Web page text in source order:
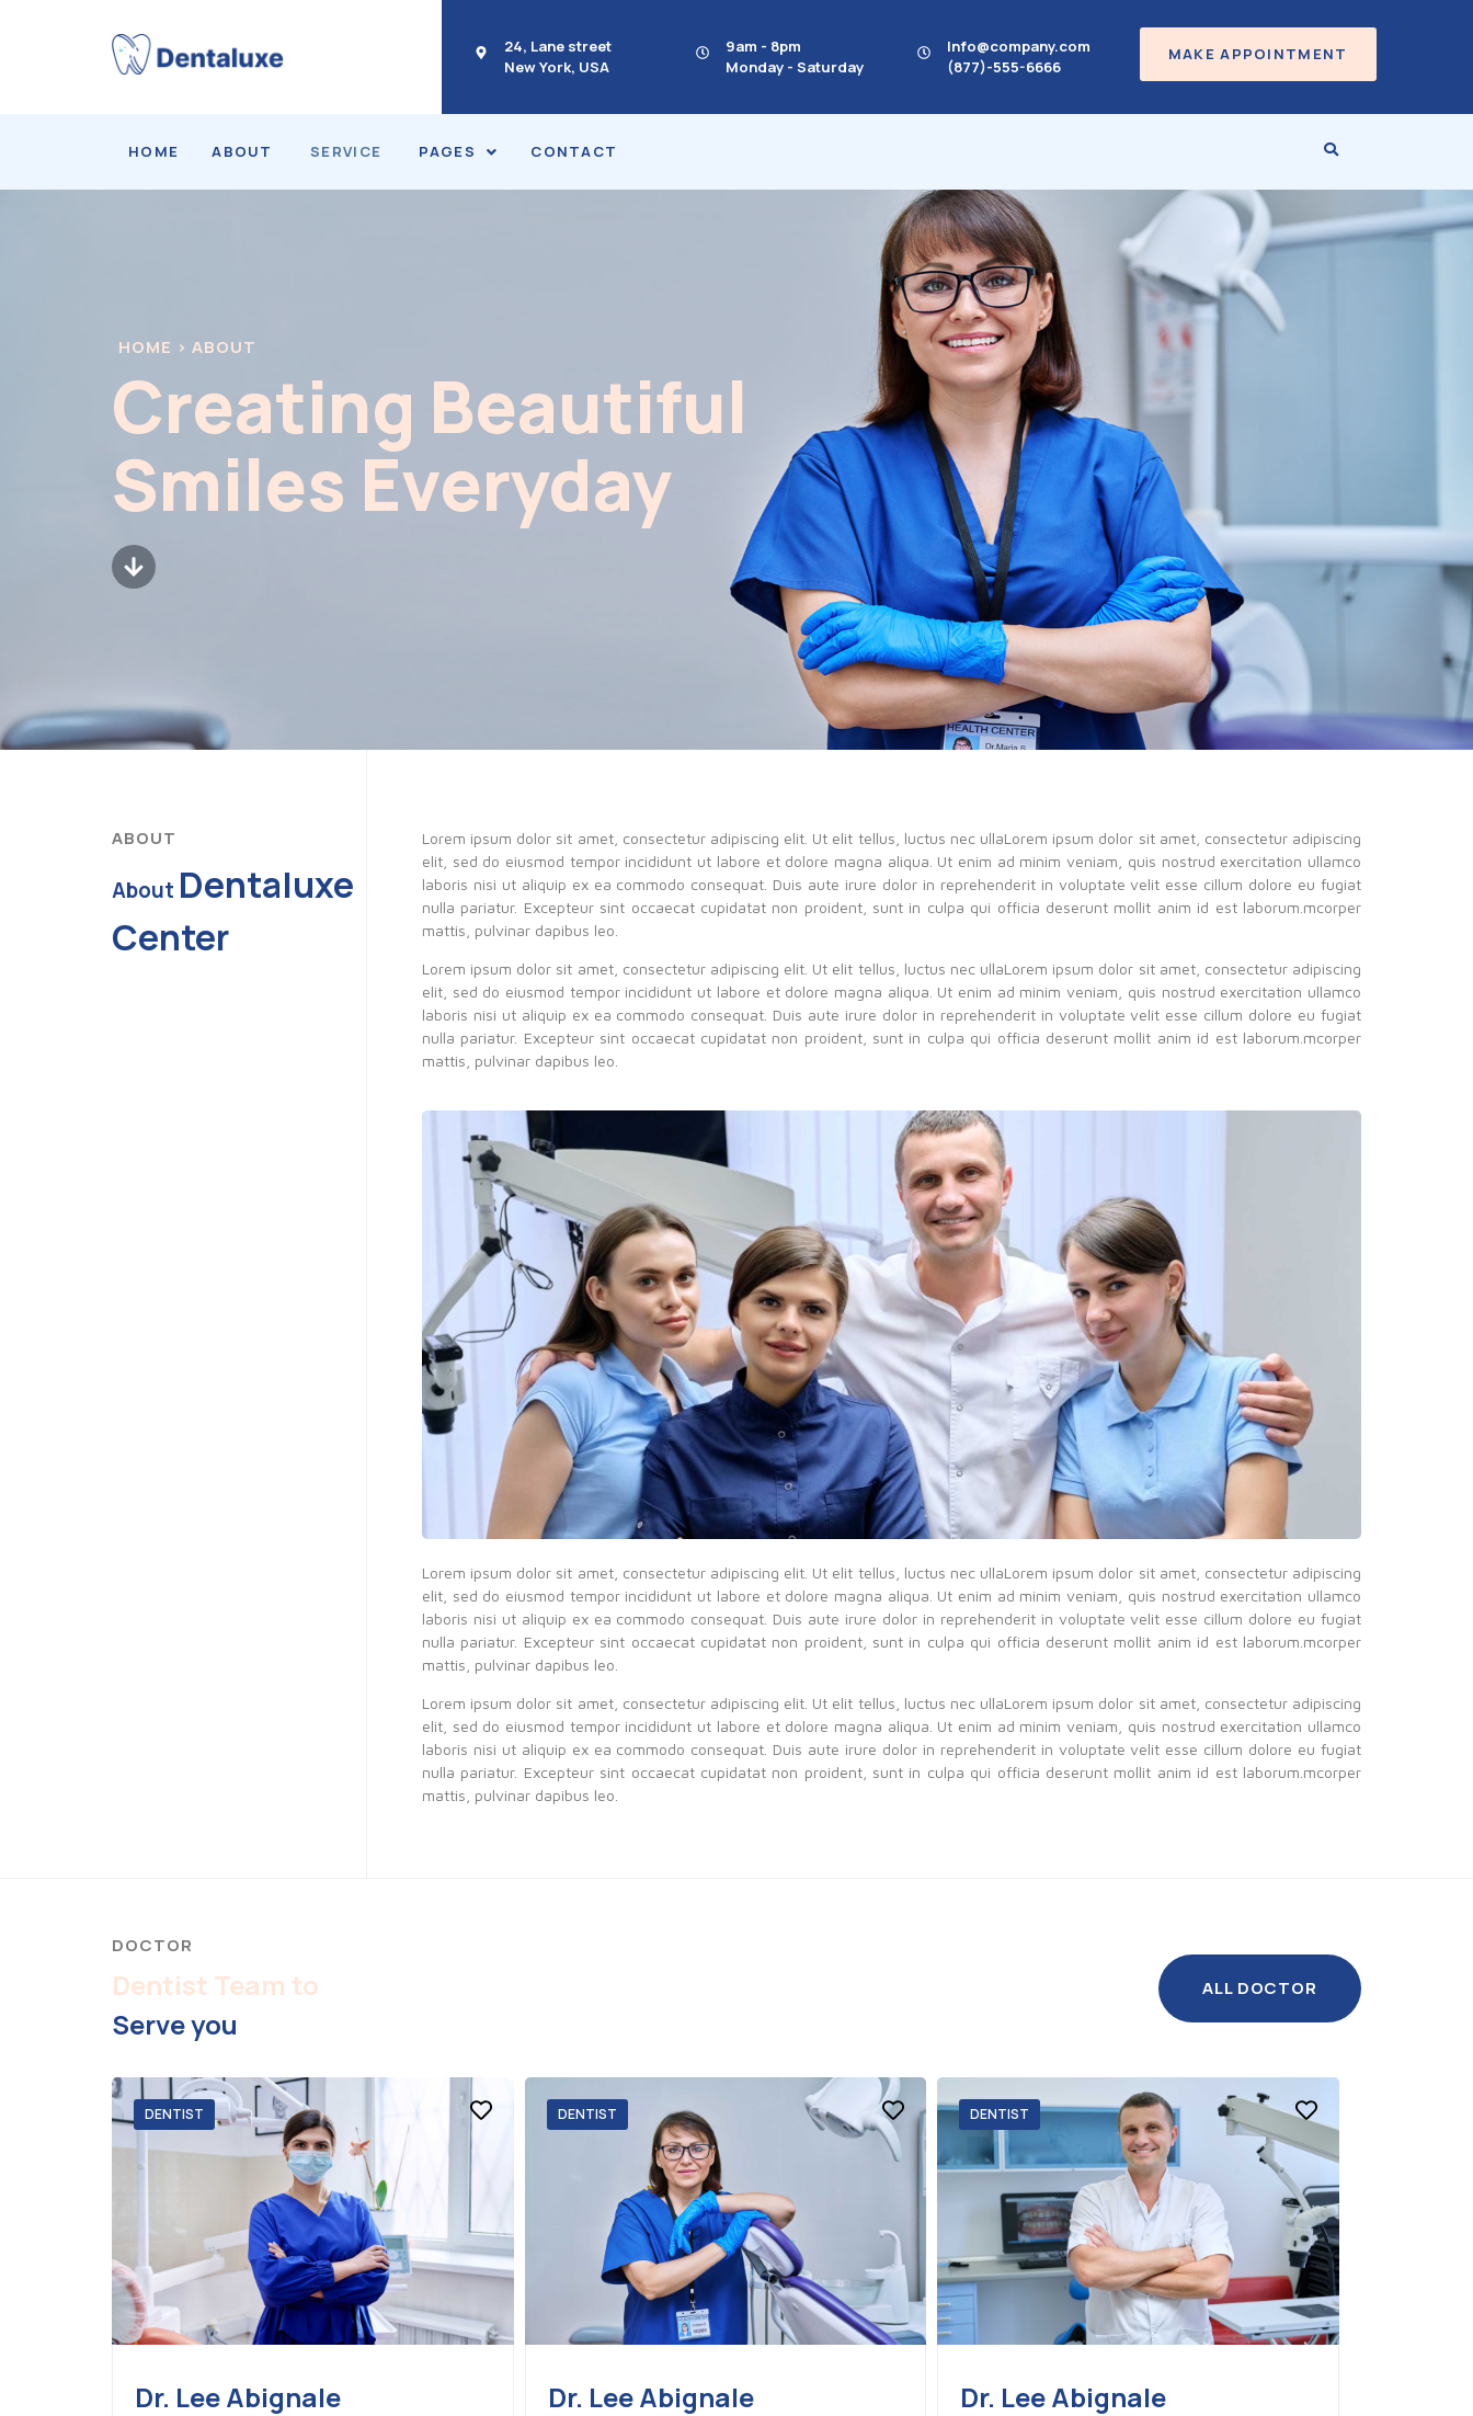
24, Lane street
New York, USA
9am - 8pm
Monday - Saturday
Info@company.com
(877)-555-6666
MAKE APPOINTMENT
HOME ABOUT SERVICE PAGES CONTACT
HOME > ABOUT
Creating Beautiful
Smiles Everyday
ABOUT
About Dentaluxe
Center
Lorem ipsum dolor sit amet, consectetur adipiscing elit. Ut elit tellus, luctus nec ullaLorem ipsum dolor sit amet, consectetur adipiscing
elit, sed do eiusmod tempor incididunt ut labore et dolore magna aliqua. Ut enim ad minim veniam, quis nostrud exercitation ullamco
laboris nisi ut aliquip ex ea commodo consequat. Duis aute irure dolor in reprehenderit in voluptate velit esse cillum dolore eu fugiat
nulla pariatur. Excepteur sint occaecat cupidatat non proident, sunt in culpa qui officia deserunt mollit anim id est laborum.mcorper
mattis, pulvinar dapibus leo.
Lorem ipsum dolor sit amet, consectetur adipiscing elit. Ut elit tellus, luctus nec ullaLorem ipsum dolor sit amet, consectetur adipiscing
elit, sed do eiusmod tempor incididunt ut labore et dolore magna aliqua. Ut enim ad minim veniam, quis nostrud exercitation ullamco
laboris nisi ut aliquip ex ea commodo consequat. Duis aute irure dolor in reprehenderit in voluptate velit esse cillum dolore eu fugiat
nulla pariatur. Excepteur sint occaecat cupidatat non proident, sunt in culpa qui officia deserunt mollit anim id est laborum.mcorper
mattis, pulvinar dapibus leo.
Lorem ipsum dolor sit amet, consectetur adipiscing elit. Ut elit tellus, luctus nec ullaLorem ipsum dolor sit amet, consectetur adipiscing
elit, sed do eiusmod tempor incididunt ut labore et dolore magna aliqua. Ut enim ad minim veniam, quis nostrud exercitation ullamco
laboris nisi ut aliquip ex ea commodo consequat. Duis aute irure dolor in reprehenderit in voluptate velit esse cillum dolore eu fugiat
nulla pariatur. Excepteur sint occaecat cupidatat non proident, sunt in culpa qui officia deserunt mollit anim id est laborum.mcorper
mattis, pulvinar dapibus leo.
Lorem ipsum dolor sit amet, consectetur adipiscing elit. Ut elit tellus, luctus nec ullaLorem ipsum dolor sit amet, consectetur adipiscing
elit, sed do eiusmod tempor incididunt ut labore et dolore magna aliqua. Ut enim ad minim veniam, quis nostrud exercitation ullamco
laboris nisi ut aliquip ex ea commodo consequat. Duis aute irure dolor in reprehenderit in voluptate velit esse cillum dolore eu fugiat
nulla pariatur. Excepteur sint occaecat cupidatat non proident, sunt in culpa qui officia deserunt mollit anim id est laborum.mcorper
mattis, pulvinar dapibus leo.
DOCTOR
Dentist Team to
Serve you
ALL DOCTOR
DENTIST
Dr. Lee Abignale
DENTIST
Dr. Lee Abignale
DENTIST
Dr. Lee Abignale